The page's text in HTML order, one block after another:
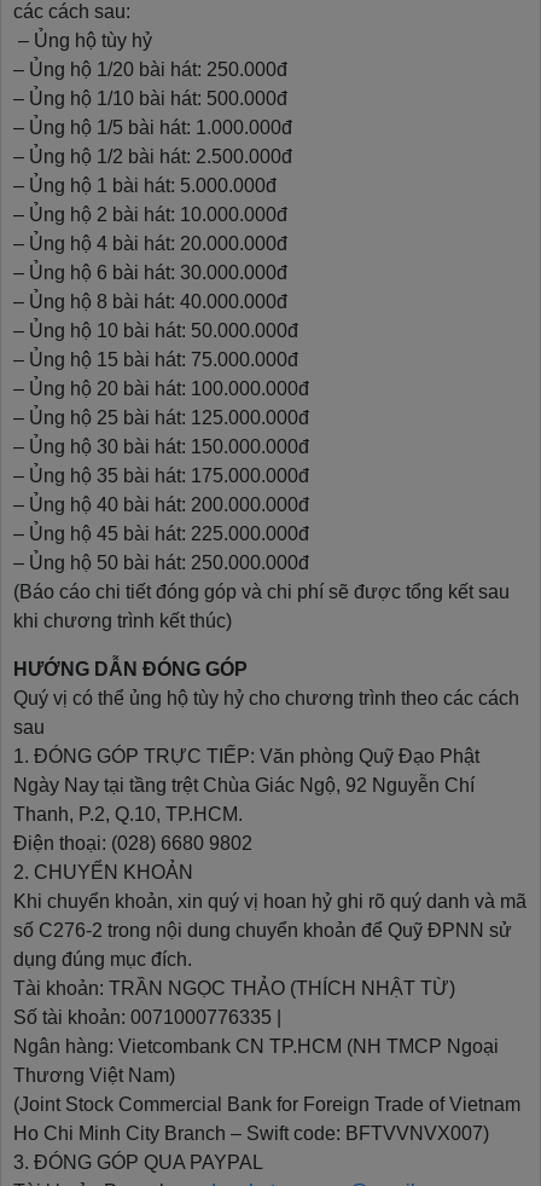
các cách sau:
– Ủng hộ tùy hỷ
– Ủng hộ 1/20 bài hát: 250.000đ
– Ủng hộ 1/10 bài hát: 500.000đ
– Ủng hộ 1/5 bài hát: 1.000.000đ
– Ủng hộ 1/2 bài hát: 2.500.000đ
– Ủng hộ 1 bài hát: 5.000.000đ
– Ủng hộ 2 bài hát: 10.000.000đ
– Ủng hộ 4 bài hát: 20.000.000đ
– Ủng hộ 6 bài hát: 30.000.000đ
– Ủng hộ 8 bài hát: 40.000.000đ
– Ủng hộ 10 bài hát: 50.000.000đ
– Ủng hộ 15 bài hát: 75.000.000đ
– Ủng hộ 20 bài hát: 100.000.000đ
– Ủng hộ 25 bài hát: 125.000.000đ
– Ủng hộ 30 bài hát: 150.000.000đ
– Ủng hộ 35 bài hát: 175.000.000đ
– Ủng hộ 40 bài hát: 200.000.000đ
– Ủng hộ 45 bài hát: 225.000.000đ
– Ủng hộ 50 bài hát: 250.000.000đ
(Báo cáo chi tiết đóng góp và chi phí sẽ được tổng kết sau
khi chương trình kết thúc)
HƯỚNG DẪN ĐÓNG GÓP
Quý vị có thể ủng hộ tùy hỷ cho chương trình theo các cách
sau
1. ĐÓNG GÓP TRỰC TIẾP: Văn phòng Quỹ Đạo Phật
Ngày Nay tại tầng trệt Chùa Giác Ngộ, 92 Nguyễn Chí
Thanh, P.2, Q.10, TP.HCM.
Điện thoại: (028) 6680 9802
2. CHUYỂN KHOẢN
Khi chuyển khoản, xin quý vị hoan hỷ ghi rõ quý danh và mã
số C276-2 trong nội dung chuyển khoản để Quỹ ĐPNN sử
dụng đúng mục đích.
Tài khoản: TRẦN NGỌC THẢO (THÍCH NHẬT TỪ)
Số tài khoản: 0071000776335 |
Ngân hàng: Vietcombank CN TP.HCM (NH TMCP Ngoại
Thương Việt Nam)
(Joint Stock Commercial Bank for Foreign Trade of Vietnam
Ho Chi Minh City Branch – Swift code: BFTVVNVX007)
3. ĐÓNG GÓP QUA PAYPAL